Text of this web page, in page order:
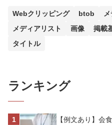
Webクリッピング btob
メディアリスト
画像 掲載
タイトル
ランキング
【例文あり】会